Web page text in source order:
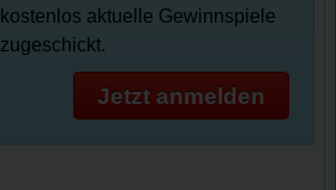
kostenlos aktuelle Gewinnspiele
zugeschickt.
Jetzt anmelden